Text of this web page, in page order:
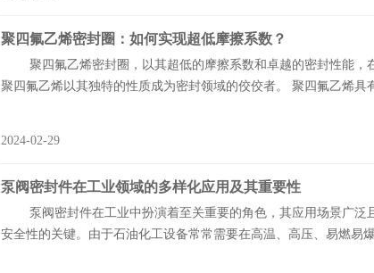
聚四氟乙烯密封圈：如何实现超低摩擦系数？
聚四氟乙烯密封圈，以其超低的摩擦系数和卓越的密封性能，
聚四氟乙烯以其独特的性质成为密封领域的佼佼者。 聚四氟乙烯具
2024-02-29
泵阀密封件在工业领域的多样化应用及其重要性
泵阀密封件在工业中扮演着至关重要的角色，其应用场景广泛
安全性的关键。由于石油化工设备常常需要在高温、高压、易燃易